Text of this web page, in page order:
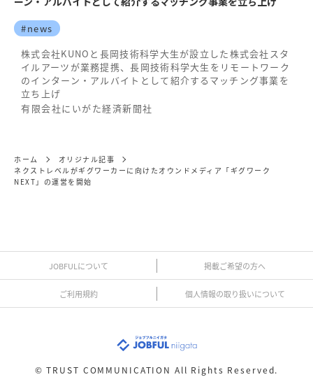
#news
株式会社KUNOと長岡技術科学大生が設立した株式会社スタ
イルアーツが業務提携、長岡技術科学大生をリモートワーク
のインターン・アルバイトとして紹介するマッチング事業を
立ち上げ
有限会社にいがた経済新聞社
ホーム
オリジナル記事
ネクストレベルがギグワーカーに向けたオウンドメディア「ギグワーク
NEXT」の運営を開始
JOBFULについて 掲載ご希望の方へ
ご利用規約 個人情報の取り扱いについて
©TRUST COMMUNICATION All Rights Reserved.